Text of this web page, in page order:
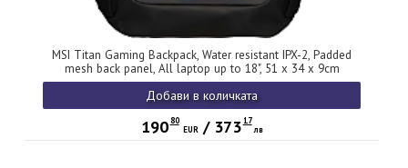
MSI Titan Gaming Backpack, Water resistant IPX-2, Padded
mesh back panel, All laptop up to 18", 51 x 34 x 9cm
Добави в количката
190 80
EUR/ 373 17
лв